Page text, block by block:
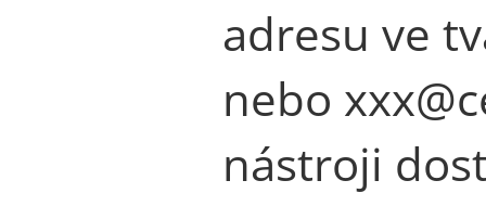
adresu ve
nebo
nástroji